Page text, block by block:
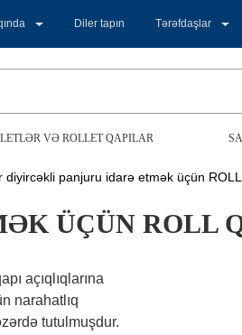
Diler tapın Tərəfdaşlar
VƏ ROLLET QAPILAR
diyircəkli panjuru idarə etmək üçün
ÜÇÜN ROLL
açıqlıqlarına
narahatlıq
tutulmuşdur.